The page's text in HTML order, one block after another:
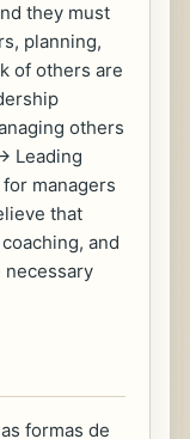
they must
planning,
of others are
others
Leading
managers
that
and
necessary
formas de